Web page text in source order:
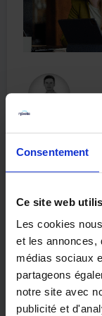
Consentement
Ce site web
Les cookies
et les annonces,
médias sociaux
partageons
notre site avec
publicité et